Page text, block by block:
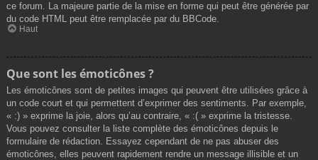
ce forum. La majeure partie de la mise en forme qui peut être générée par
du code HTML peut être remplacée par du BBCode.
Haut
Que sont les émoticônes ?
Les émoticônes sont de petites images qui peuvent être utilisées grâce à
un code court et qui permettent d’exprimer des sentiments. Par exemple,
« :) » exprime la joie, alors qu’au contraire, « :( » exprime la tristesse.
Vous pouvez consulter la liste complète des émoticônes depuis le
formulaire de rédaction. Essayez cependant de ne pas abuser des
émoticônes, elles peuvent rapidement rendre un message illisible et un